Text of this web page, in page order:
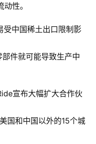
性。
受中国稀土出口限制影
件就可能导致生产中
宣布大幅扩大合作伙
国和中国以外的15个城